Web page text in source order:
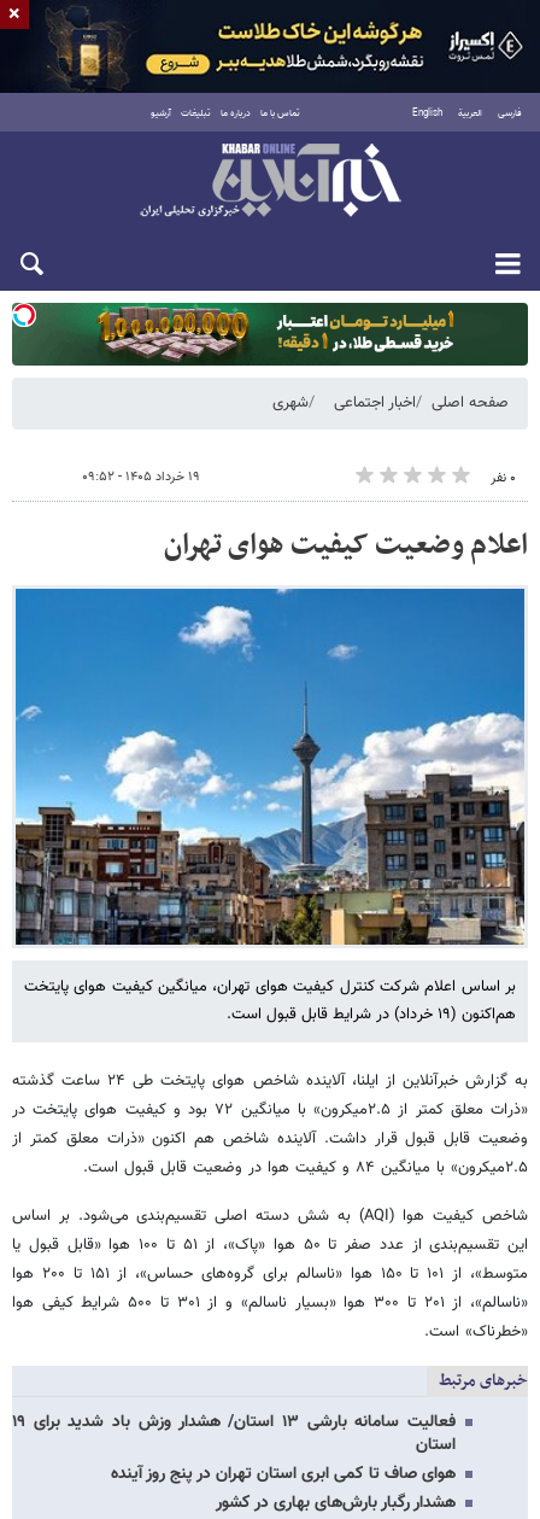
فارسی العربية English تماس با ما درباره ما تبلیغات آرشیو
یکشنبه ۱۸ مرداد ۱۴۰۵
صفحه اصلی اخبار اجتماعی شهری
۰ نفر ۱۹ خرداد ۱۴۰۵ - ۰۹:۵۲
اعلام وضعیت کیفیت هوای تهران
بر اساس اعلام شرکت کنترل کیفیت هوای تهران، میانگین کیفیت هوای پایتخت
هم‌اکنون (۱۹ خرداد) در شرایط قابل قبول است.
به گزارش خبرآنلاین از ایلنا، آلاینده شاخص هوای پایتخت طی ۲۴ ساعت گذشته
«ذرات معلق کمتر از ۲.۵میکرون» با میانگین ۷۲ بود و کیفیت هوای پایتخت در
وضعیت قابل قبول قرار داشت. آلاینده شاخص هم اکنون «ذرات معلق کمتر از
۲.۵میکرون» با میانگین ۸۴ و کیفیت هوا در وضعیت قابل قبول است.
شاخص کیفیت هوا (AQI) به شش دسته اصلی تقسیم‌بندی می‌شود. بر اساس
این تقسیم‌بندی از عدد صفر تا ۵۰ هوا «پاک»، از ۵۱ تا ۱۰۰ هوا «قابل قبول یا
متوسط»، از ۱۰۱ تا ۱۵۰ هوا «ناسالم برای گروه‌های حساس»، از ۱۵۱ تا ۲۰۰ هوا
«ناسالم»، از ۲۰۱ تا ۳۰۰ هوا «بسیار ناسالم» و از ۳۰۱ تا ۵۰۰ شرایط کیفی هوا
«خطرناک» است.
خبرهای مرتبط
فعالیت سامانه بارشی ۱۳ استان/ هشدار وزش باد شدید برای ۱۹
استان
هوای صاف تا کمی ابری استان تهران در پنج روز آینده
هشدار رگبار بارش‌های بهاری در کشور
×